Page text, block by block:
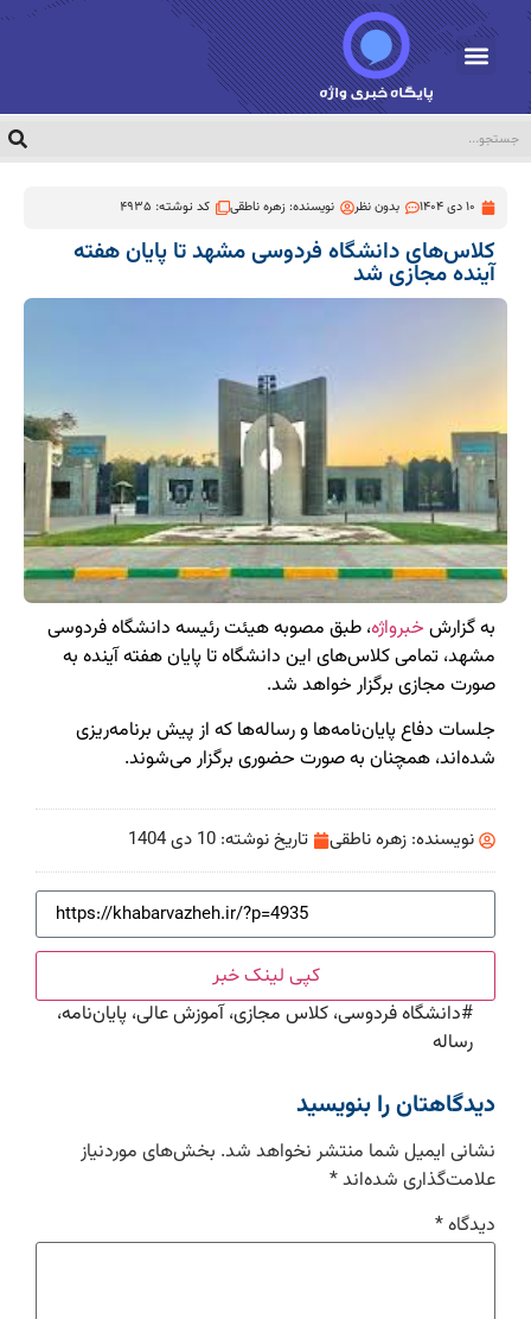
10 دی 1404 بدون نظر نویسنده:زهره ناطقی کد نوشته: 4935
کلاس‌های دانشگاه فردوسی مشهد تا پایان هفته
آینده مجازی شد
به گزارش خبرواژه، طبق مصوبه هیئت رئیسه دانشگاه فردوسی
مشهد، تمامی کلاس‌های این دانشگاه تا پایان هفته آینده به
صورت مجازی برگزار خواهد شد.
جلسات دفاع پایان‌نامه‌ها و رساله‌ها که از پیش برنامه‌ریزی
شده‌اند، همچنان به صورت حضوری برگزار می‌شوند.
نویسنده: زهره ناطقی تاریخ نوشته: 10 دی 1404
کپی لینک خبر
#دانشگاه فردوسی، کلاس مجازی، آموزش عالی، پایان‌نامه،
رساله
دیدگاهتان را بنویسید
نشانی ایمیل شما منتشر نخواهد شد. بخش‌های موردنیاز
علامت‌گذاری شده‌اند*
دیدگاه*